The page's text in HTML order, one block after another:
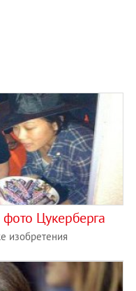
Цукерберга
изобретения